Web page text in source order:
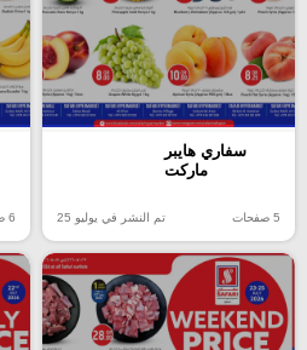
سفاري هايبر
ماركت
5 صفحات تم النشر في يوليو 25 6 صفحات